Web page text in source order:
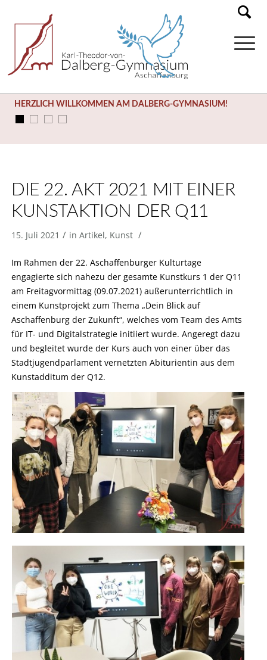
HERZLICH WILLKOMMEN AM DALBERG-GYMNASIUM!
DIE 22. AKT 2021 MIT EINER
KUNSTAKTION DER Q11
15. Juli 2021 / in Artikel, Kunst /
Im Rahmen der 22. Aschaffenburger Kulturtage
engagierte sich nahezu der gesamte Kunstkurs 1 der Q11
am Freitagvormittag (09.07.2021) außerunterrichtlich in
einem Kunstprojekt zum Thema „Dein Blick auf
Aschaffenburg der Zukunft“, welches vom Team des Amts
für IT- und Digitalstrategie initiiert wurde. Angeregt dazu
und begleitet wurde der Kurs auch von einer über das
Stadtjugendparlament vernetzten Abiturientin aus dem
Kunstadditum der Q12.